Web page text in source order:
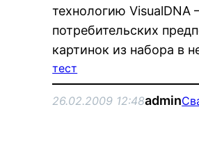
технологию VisualDNA
потребительских
картинок из набора в
тест
26.02.2009 12:48admin